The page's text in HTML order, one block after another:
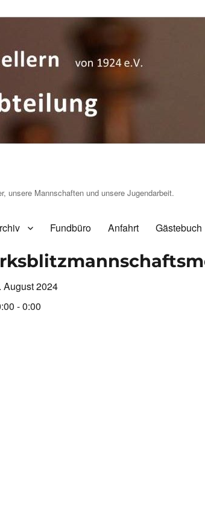
unsere Mannschaften und unsere Jugendarbeit.
Fundbüro Anfahrt Gästebuch
August 2024
- 0:00